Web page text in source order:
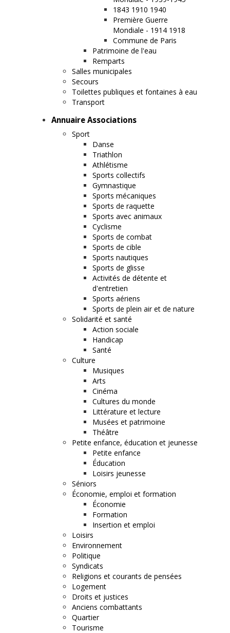
1843 1910 1940
Première Guerre
Mondiale - 1914 1918
Commune de Paris
Patrimoine de l'eau
Remparts
Salles municipales
Secours
Toilettes publiques et fontaines à eau
Transport
Annuaire Associations
Sport
Danse
Triathlon
Athlétisme
Sports collectifs
Gymnastique
Sports mécaniques
Sports de raquette
Sports avec animaux
Cyclisme
Sports de combat
Sports de cible
Sports nautiques
Sports de glisse
Activités de détente et
d'entretien
Sports aériens
Sports de plein air et de nature
Solidarité et santé
Action sociale
Handicap
Santé
Culture
Musiques
Arts
Cinéma
Cultures du monde
Littérature et lecture
Musées et patrimoine
Théâtre
Petite enfance, éducation et jeunesse
Petite enfance
Éducation
Loisirs jeunesse
Séniors
Économie, emploi et formation
Économie
Formation
Insertion et emploi
Loisirs
Environnement
Politique
Syndicats
Religions et courants de pensées
Logement
Droits et justices
Anciens combattants
Quartier
Tourisme